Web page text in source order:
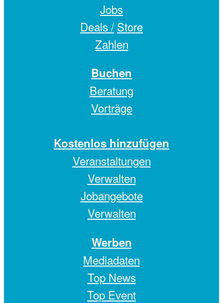
Jobs
Deals / Store
Zahlen
Buchen
Beratung
Vorträge
Kostenlos hinzufügen
Veranstaltungen
Verwalten
Jobangebote
Verwalten
Werben
Mediadaten
Top News
Top Event